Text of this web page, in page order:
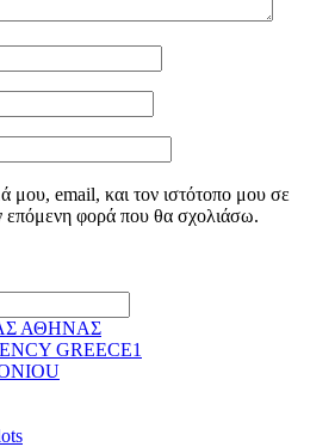
μου, email, και τον ιστότοπο μου σε
επόμενη φορά που θα σχολιάσω.